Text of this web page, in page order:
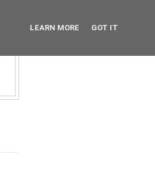
LEARN MORE GOT IT